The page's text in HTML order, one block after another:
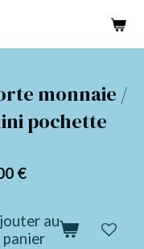
monnaie /
pochette
€
au
panier